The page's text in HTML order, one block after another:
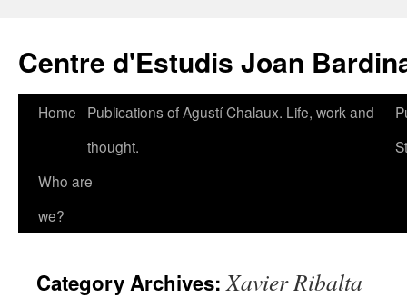
content
Centre d'Estudis Joan
Home
Publications of Agustí Chalaux. Life, work and
thought.
Who are
we?
Category Archives:Xavier Ribalta